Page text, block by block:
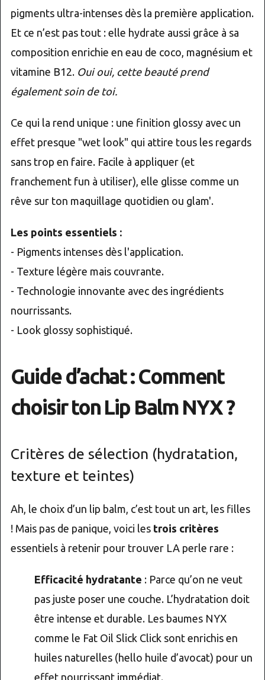
pigments ultra-intenses dès la première application.
Et ce n’est pas tout : elle hydrate aussi grâce à sa
composition enrichie en eau de coco, magnésium et
vitamine B12. Oui oui, cette beauté prend
également soin de toi.
Ce qui la rend unique : une finition glossy avec un
effet presque "wet look" qui attire tous les regards
sans trop en faire. Facile à appliquer (et
franchement fun à utiliser), elle glisse comme un
rêve sur ton maquillage quotidien ou glam'.
Les points essentiels :
- Pigments intenses dès l'application.
- Texture légère mais couvrante.
- Technologie innovante avec des ingrédients
nourrissants.
- Look glossy sophistiqué.
Guide d’achat : Comment
choisir ton Lip Balm NYX ?
Critères de sélection (hydratation,
texture et teintes)
Ah, le choix d’un lip balm, c’est tout un art, les filles
! Mais pas de panique, voici les trois critères
essentiels à retenir pour trouver LA perle rare :
Efficacité hydratante : Parce qu’on ne veut
pas juste poser une couche. L’hydratation doit
être intense et durable. Les baumes NYX
comme le Fat Oil Slick Click sont enrichis en
huiles naturelles (hello huile d’avocat) pour un
effet nourrissant immédiat.